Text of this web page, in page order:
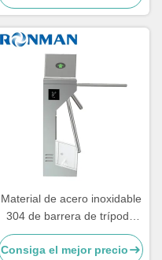
inodoro
Material de acero inoxidable
304 de barrera de trípode
puerta giratoria interior y
exterior para gimnasios de
Consiga el mejor precio